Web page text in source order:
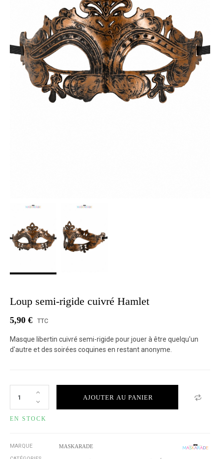
Loup semi-rigide cuivré Hamlet
5,90 € TTC
Masque libertin cuivré semi-rigide pour jouer à être quelqu'un
d'autre et des soirées coquines en restant anonyme.
AJOUTER AU PANIER
EN STOCK
MARQUE MASKARADE